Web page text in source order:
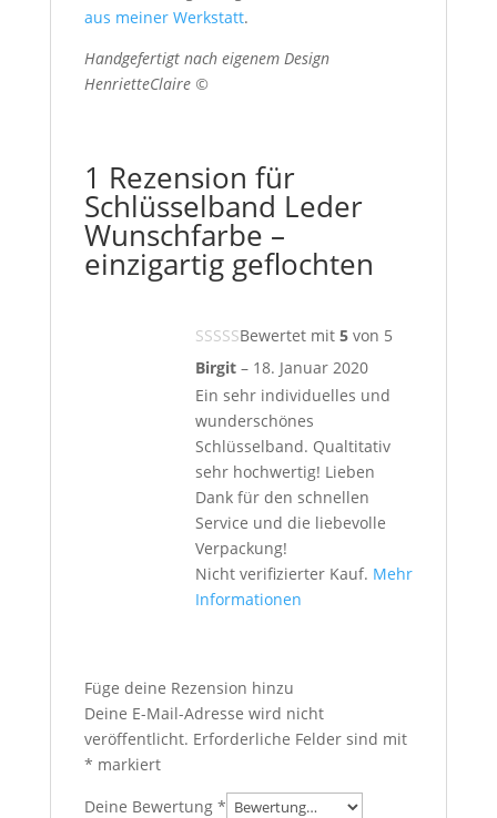
aus meiner Werkstatt.
Handgefertigt nach eigenem Design
HenrietteClaire ©
1 Rezension für
Schlüsselband Leder
Wunschfarbe –
einzigartig geflochten
Bewertet mit 5von 5
Birgit – 18. Januar 2020
Ein sehr individuelles und
wunderschönes
Schlüsselband. Qualtitativ
sehr hochwertig! Lieben
Dank für den schnellen
Service und die liebevolle
Verpackung!
Nicht verifizierter Kauf. Mehr
Informationen
Füge deine Rezension hinzu
Deine E-Mail-Adresse wird nicht
veröffentlicht. Erforderliche Felder sind mit
* markiert
Deine Bewertung *